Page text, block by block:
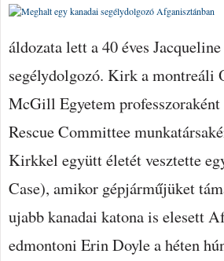
áldozata lett a 40 éves
segélydolgozó. Kirk a montreáli
McGill Egyetem
Rescue Committee
Kirkkel együtt életét vesztette
Case), amikor gépjárműjüket
ujabb kanadai katona is elesett
edmontoni Erin Doyle a héten